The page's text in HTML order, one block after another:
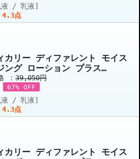
液 / 乳液]
4.3点
カリー ディファレント モイス
ング ローション プラス
125ml x 5 ボトル 5個セッ
： 39,050円
67% OFF
液 / 乳液]
4.3点
カリー ディファレント モイス